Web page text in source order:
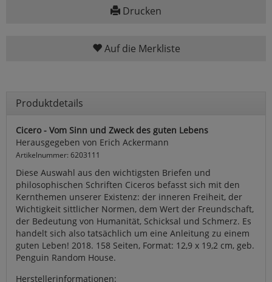
Drucken
Auf die Merkliste
Produktdetails
Cicero - Vom Sinn und Zweck des guten Lebens
Herausgegeben von Erich Ackermann
Artikelnummer: 6203111
Diese Auswahl aus den wichtigsten Briefen und
philosophischen Schriften Ciceros befasst sich mit den
Kernthemen unserer Existenz: der inneren Freiheit, der
Wichtigkeit sittlicher Normen, dem Wert der Freundschaft,
der Bedeutung von Humanität, Schicksal und Schmerz. Es
handelt sich also tatsächlich um eine Anleitung zu einem
guten Leben! 2018. 158 Seiten, Format: 12,9 x 19,2 cm, geb.
Penguin Random House.
Herstellerinformationen: